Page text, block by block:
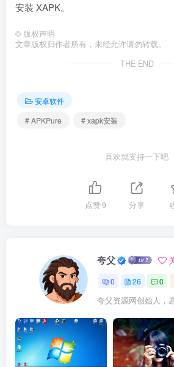
安装 XAPK。
© 版权声明
文章版权归作者所有，未经允许请勿转载。
THE END
安卓软件
# APKPure
# xapk安装
喜欢就支持一下吧
点赞9 分享
夸父
0 26 0
夸父资源网创始人，